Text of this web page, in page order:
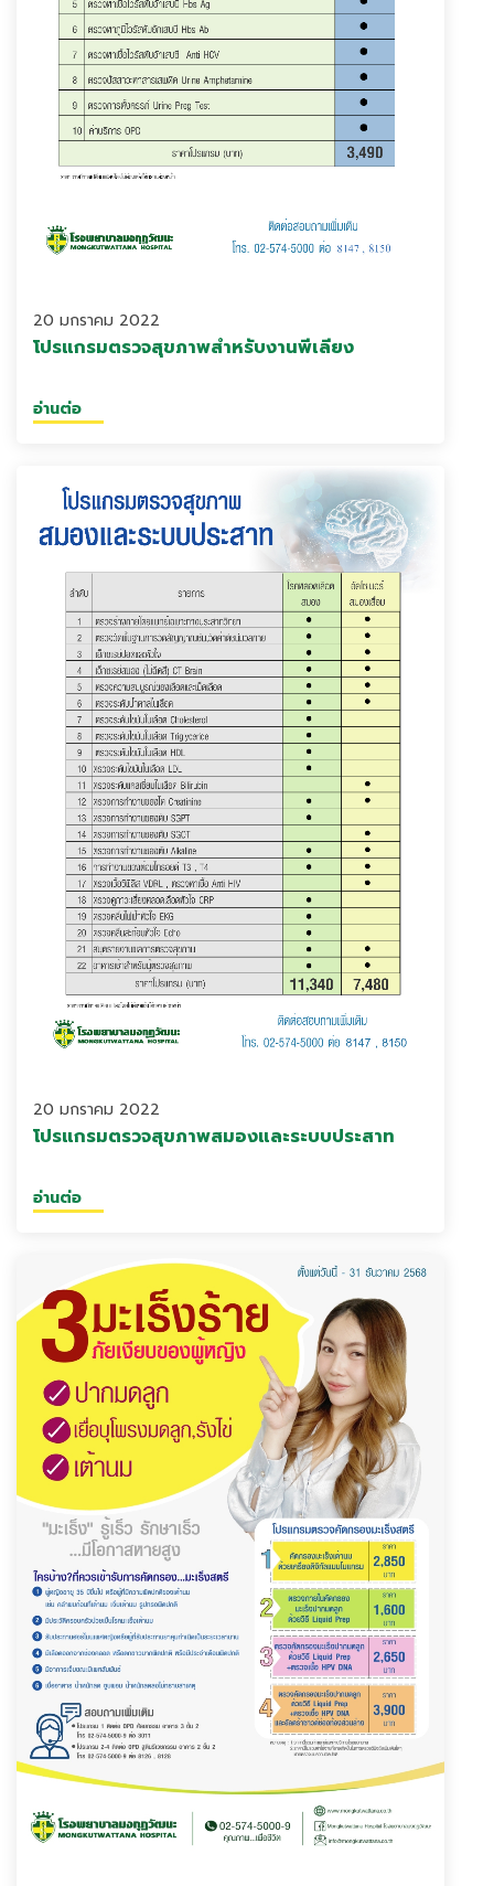
20 มกราคม 2022
โปรแกรมตรวจสุขภาพสำหรับงานพี่เลี้ยง
อ่านต่อ
20 มกราคม 2022
โปรแกรมตรวจสุขภาพสมองและระบบประสาท
อ่านต่อ